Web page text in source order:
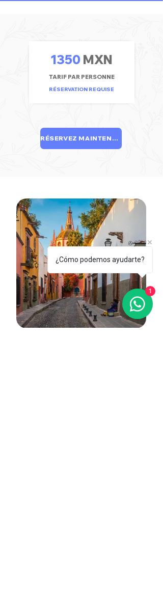
1350 MXN
TARIF PAR PERSONNE
RÉSERVATION REQUISE
RÉSERVEZ MAINTENANT
¿Cómo podemos ayudarte?
1